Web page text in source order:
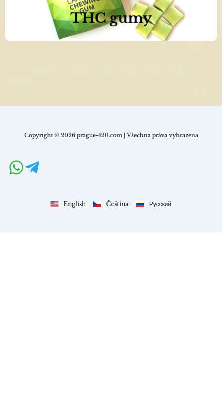
THC gumy
Copyright © 2026 prague-420.com | Všechna práva vyhrazena
English Čeština Русский